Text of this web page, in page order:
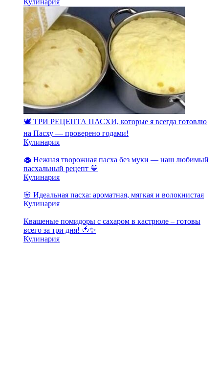
🕊️ ТРИ РЕЦЕПТА ПАСХИ, которые я всегда готовлю
на Пасху — проверено годами!
Кулинария
🧁 Нежная творожная пасха без муки — наш любимый
пасхальный рецепт 💛
Кулинария
🌸 Идеальная пасха: ароматная, мягкая и волокнистая
Кулинария
Квашеные помидоры с сахаром в кастрюле – готовы
всего за три дня! 🍅✨
Кулинария